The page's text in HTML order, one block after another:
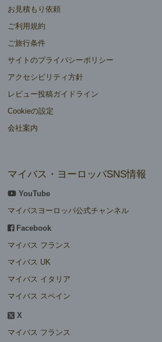
お見積もり依頼
ご利用規約
ご旅行条件
サイトのプライバシーポリシー
アクセシビリティ方針
レビュー投稿ガイドライン
Cookieの設定
会社案内
マイバス・ヨーロッパSNS情報
YouTube
マイバスヨーロッパ公式チャンネル
Facebook
マイバス フランス
マイバス UK
マイバス イタリア
マイバス スペイン
X
マイバス フランス